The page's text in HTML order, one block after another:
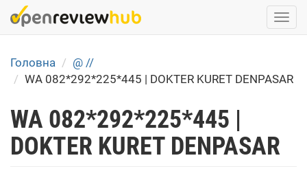
Skip
to
content
Головна
@ //
WA 082*292*225*445 | DOKTER KURET DENPASAR
WA 082*292*225*445 |
DOKTER KURET DENPASAR